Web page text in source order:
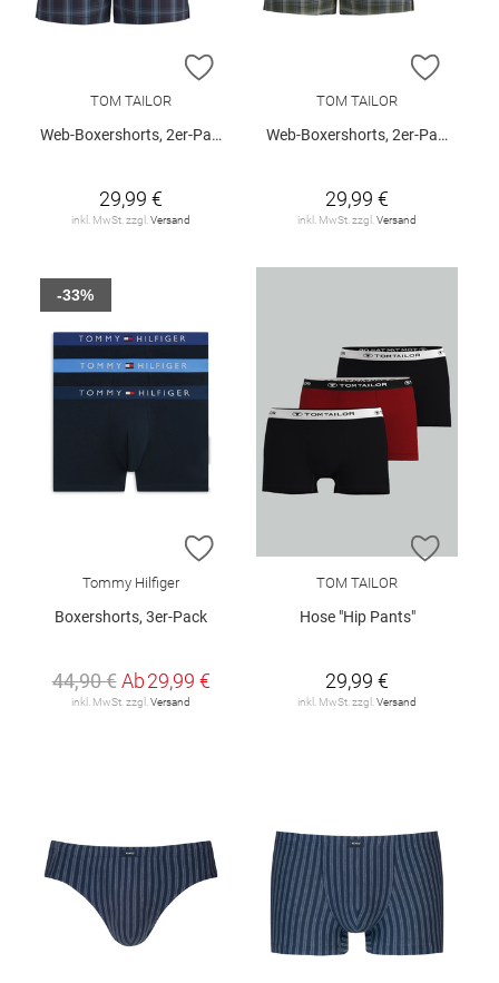
ZUR WUNSCHLISTE HINZUFÜGEN
TOM TAILOR
Web-Boxershorts, 2er-Pack
29,99 €
inkl. MwSt. zzgl. Versand
ZUR
TOM TAILOR
Web-Boxershorts, 2er-Pack
29,99 €
inkl. MwSt. zzgl. Versand
ZUR WUNSCHLISTE HINZUFÜGEN
Tommy Hilfiger
Boxershorts, 3er-Pack
44,90 € Ab29,99 €
inkl. MwSt. zzgl. Versand
-33%
ZUR
TOM TAILOR
Hose "Hip Pants"
29,99 €
inkl. MwSt. zzgl. Versand